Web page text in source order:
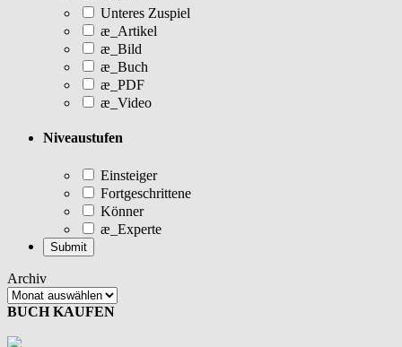
Unteres Zuspiel
æ_Artikel
æ_Bild
æ_Buch
æ_PDF
æ_Video
Niveaustufen
Einsteiger
Fortgeschrittene
Könner
æ_Experte
Archiv
BUCH KAUFEN